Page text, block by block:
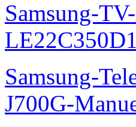
Samsung-
Samsung-
J700G-